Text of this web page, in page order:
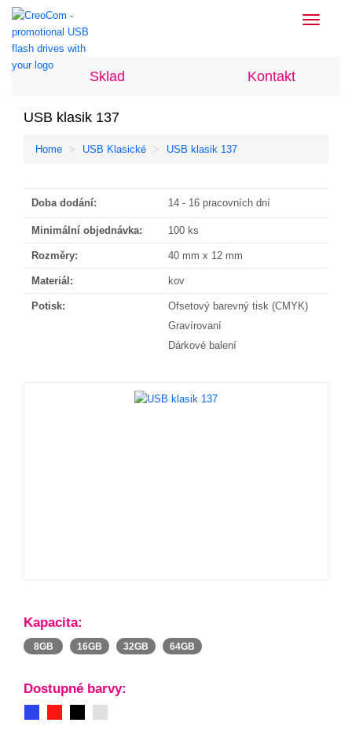
Toggle
Sklad Kontakt
USB klasik 137
Home USB Klasické USB klasik 137
Doba dodání: 14 - 16 pracovních dní
Minimální objednávka: 100 ks
Rozměry: 40 mm x 12 mm
Materiál: kov
Potisk:
Ofsetový barevný tisk (CMYK)
Gravírovaní
Dárkové balení
Kapacita:
8GB 16GB 32GB 64GB
Dostupné barvy: